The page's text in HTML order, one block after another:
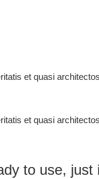
et quasi
et quasi
to use, just